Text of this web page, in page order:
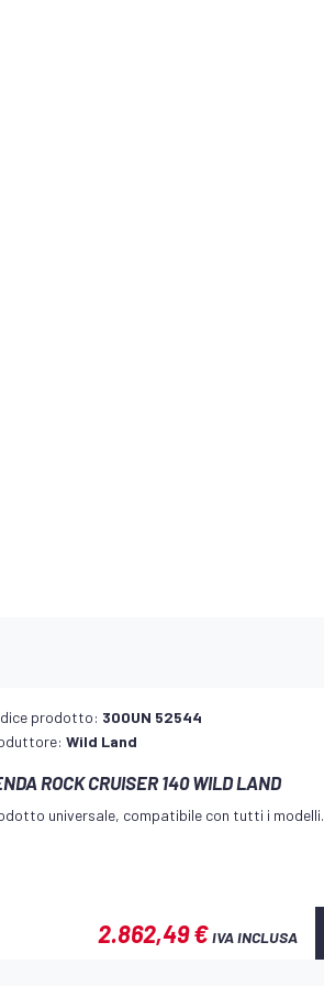
prodotto: 300UN 52544
Wild Land
ROCK CRUISER 140 WILD LAND
universale, compatibile con tutti i modelli.
2.862,49 €IVA INCLUSA